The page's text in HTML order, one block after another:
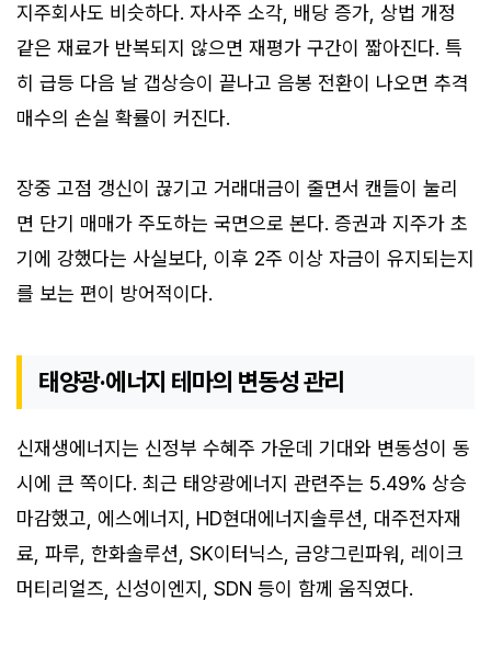
지주회사도 비슷하다. 자사주 소각, 배당 증가, 상법 개정
같은 재료가 반복되지 않으면 재평가 구간이 짧아진다. 특
히 급등 다음 날 갭상승이 끝나고 음봉 전환이 나오면 추격
매수의 손실 확률이 커진다.
장중 고점 갱신이 끊기고 거래대금이 줄면서 캔들이 눌리
면 단기 매매가 주도하는 국면으로 본다. 증권과 지주가 초
기에 강했다는 사실보다, 이후 2주 이상 자금이 유지되는지
를 보는 편이 방어적이다.
태양광·에너지 테마의 변동성 관리
신재생에너지는 신정부 수혜주 가운데 기대와 변동성이 동
시에 큰 쪽이다. 최근 태양광에너지 관련주는 5.49% 상승
마감했고, 에스에너지, HD현대에너지솔루션, 대주전자재
료, 파루, 한화솔루션, SK이터닉스, 금양그린파워, 레이크
머티리얼즈, 신성이엔지, SDN 등이 함께 움직였다.